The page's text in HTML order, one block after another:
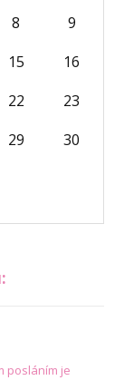
8
9
15
16
22
23
29
30
posláním je